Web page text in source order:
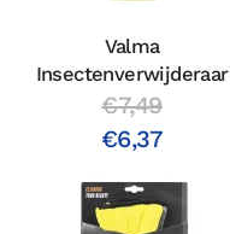
Valma
Insectenverwijderaar
€7,49
€6,37